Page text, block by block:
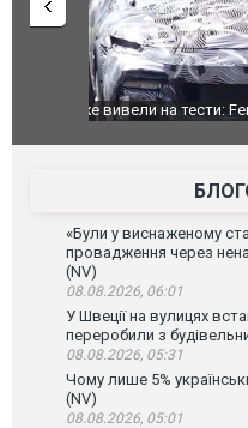
Вийшов трейлер
«Були у виснаженому
провадження через
(NV)
08.08.2026, 06:01
У Швеції на вулицях
переробили з
08.08.2026, 05:31
Чому лише 5%
(NV)
08.08.2026, 05:01